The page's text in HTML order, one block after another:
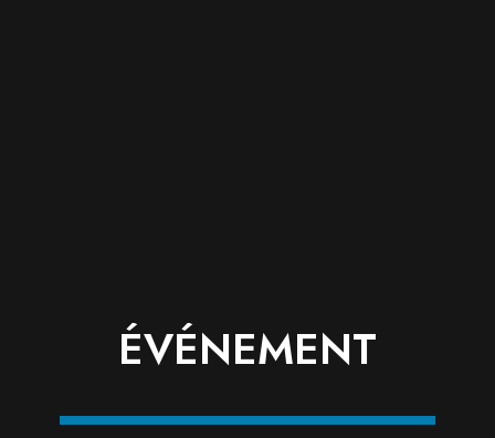
ÉVÉNEMENT